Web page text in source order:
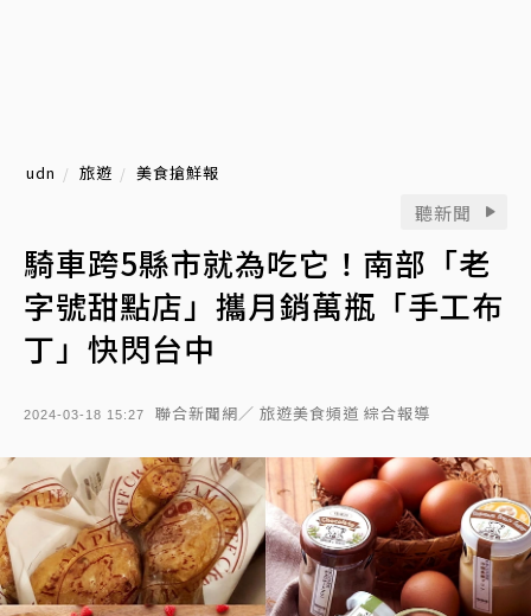
udn 旅遊 美食搶鮮報
聽新聞
騎車跨5縣市就為吃它！南部「老
字號甜點店」攜月銷萬瓶「手工布
丁」快閃台中
2024-03-18 15:27 聯合新聞網／ 旅遊美食頻道 綜合報導